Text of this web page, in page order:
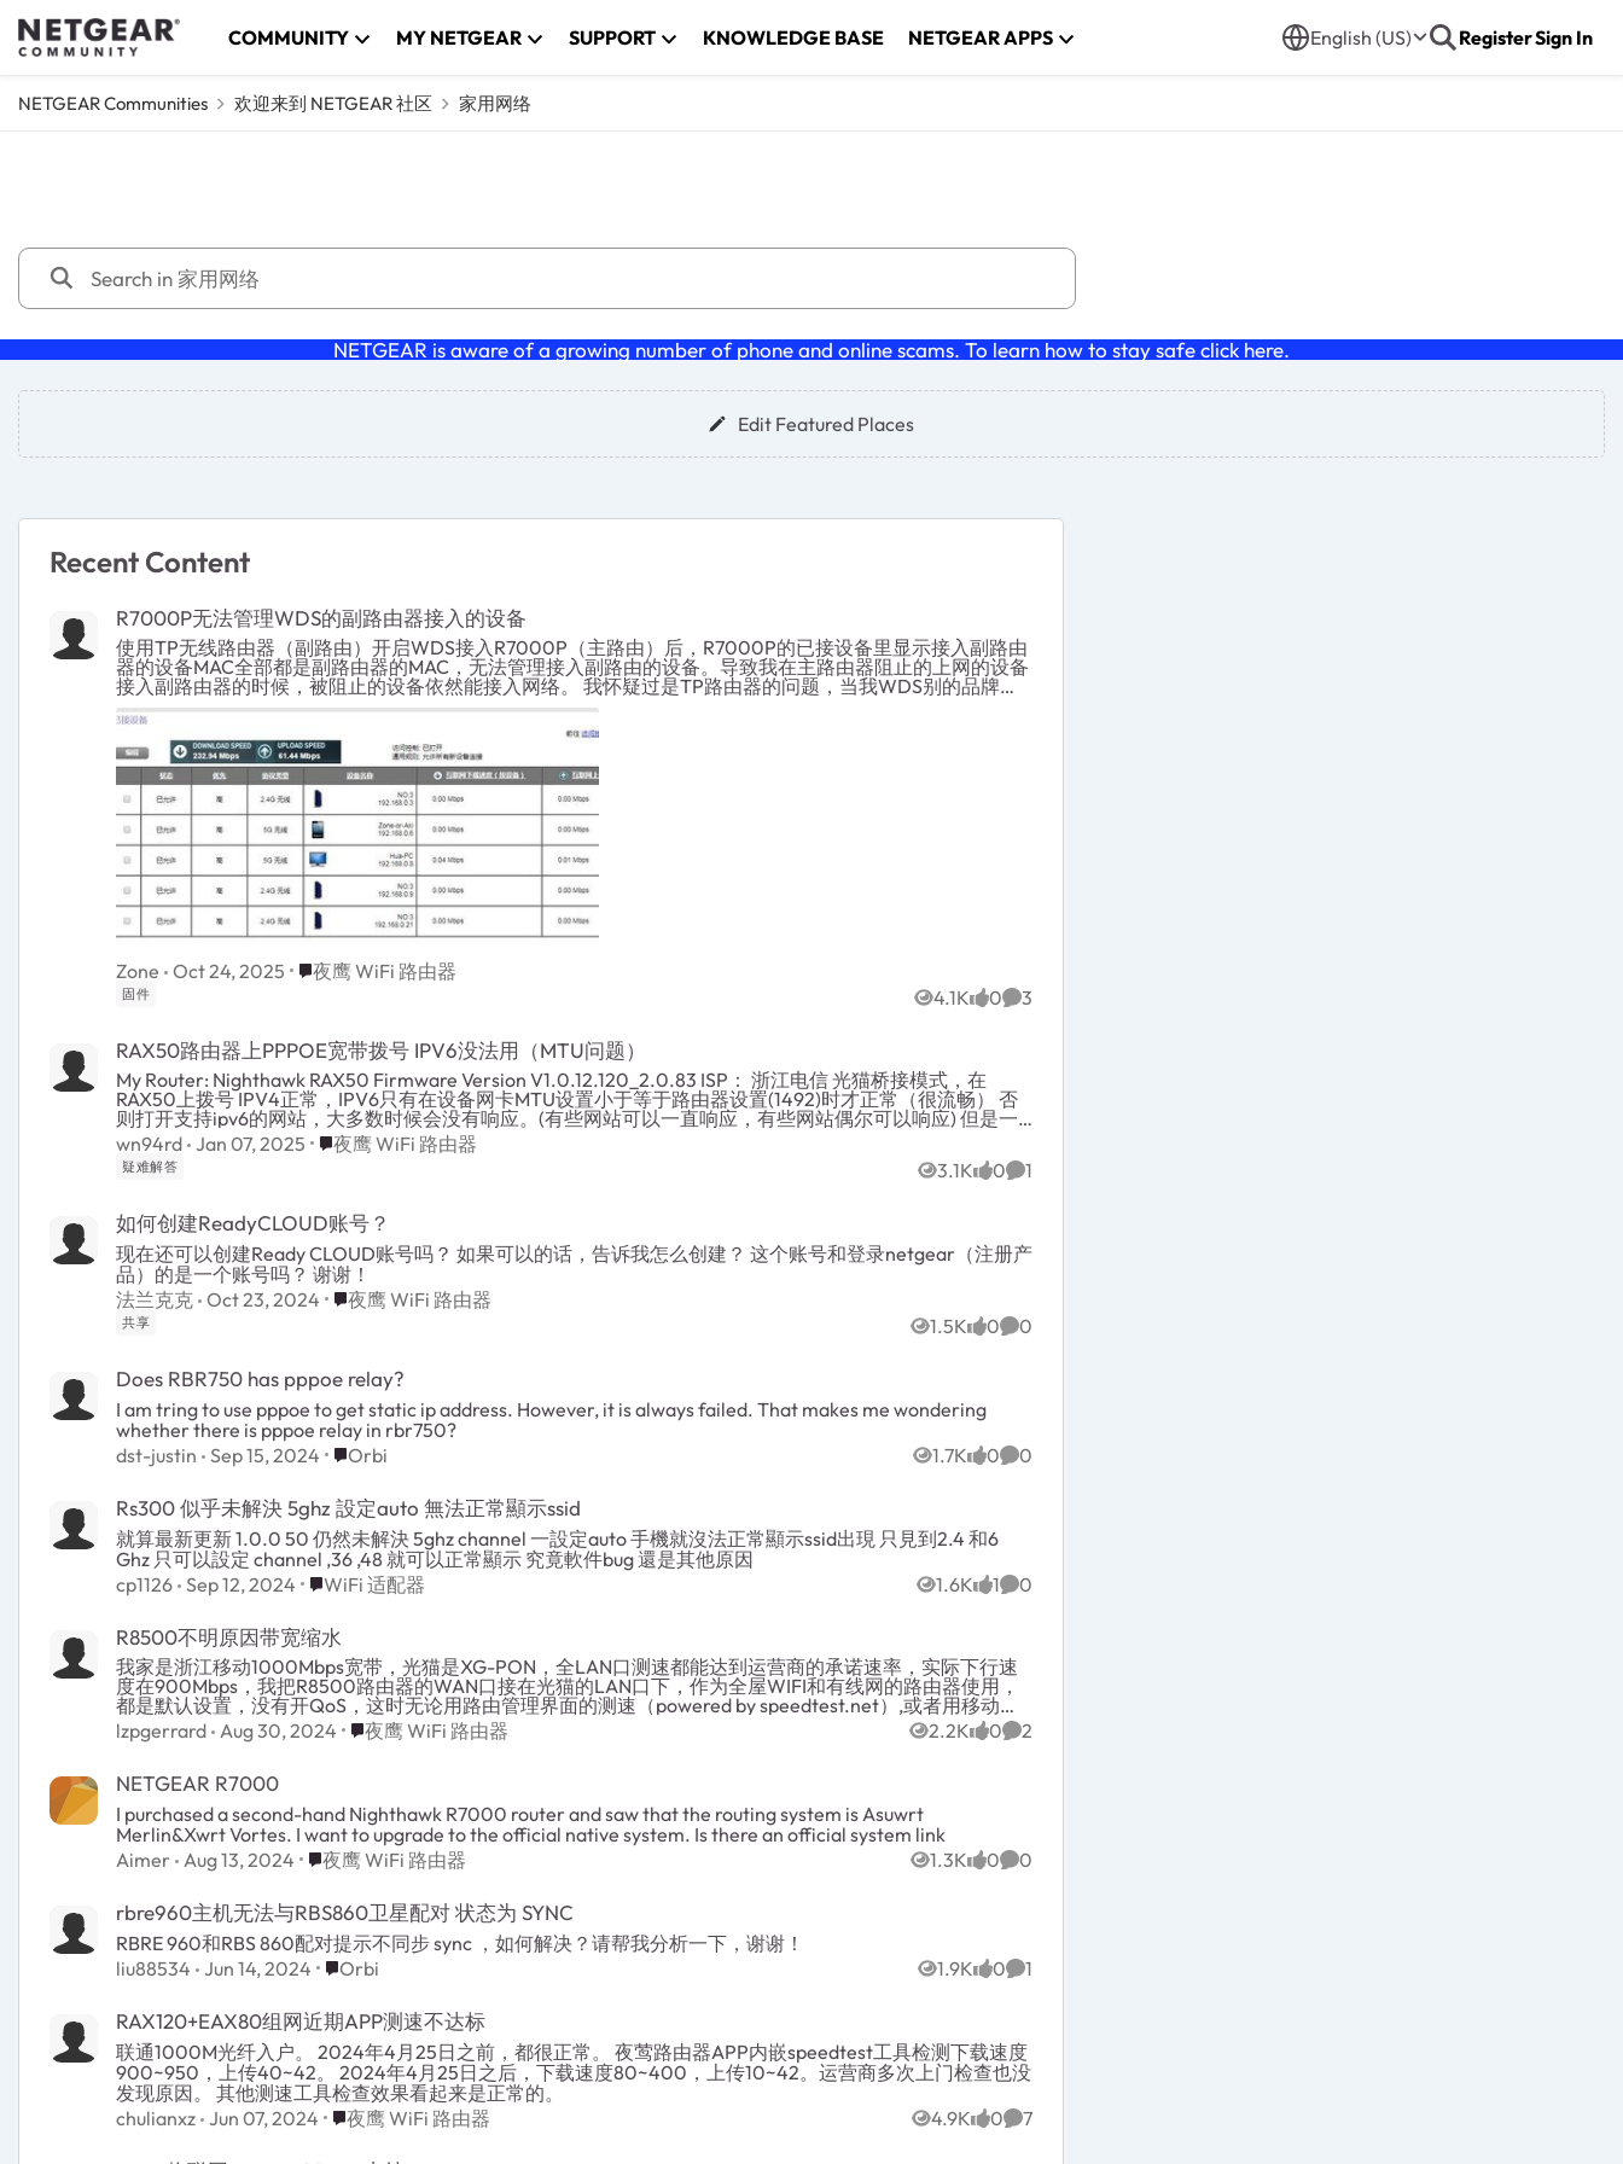
Skip to content COMMUNITY MY NETGEAR SUPPORT KNOWLEDGE BASE NETGEAR APPS English (US) RegisterSign In
NETGEAR Communities 欢迎来到 NETGEAR 社区 家用网络
NETGEAR is aware of a growing number of phone and online scams. To learn how to stay safe click here.
Edit Featured Places
Recent Content
R7000P无法管理WDS的副路由器接入的设备
使用TP无线路由器（副路由）开启WDS接入R7000P（主路由）后，R7000P的已接设备里显示接入副路由
器的设备MAC全部都是副路由器的MAC，无法管理接入副路由的设备。导致我在主路由器阻止的上网的设备
接入副路由器的时候，被阻止的设备依然能接入网络。 我怀疑过是TP路由器的问题，当我WDS别的品牌后
是正常的，为此我查询了相关信息，我发现TP和其它品牌的路由器的WDS设置里有无线地址格式选择（3地
址和4地址） 路由器之间的通讯格式这个链接让我知道t所在！TP用的是3地址跟R7000P通讯，当我把TP改
为4地址的时候，WDS是显示成功了但接入副路由器的设备却无法获得IP。连接不上！是不是网件路由器没
有4地址格式啊？打电话咨询了400无法给我提供帮助，所以在这看看有没工程师帮帮忙！！！！
Zone Oct 24, 2025 Place 夜鹰 WiFi 路由器
夜鹰 WiFi 路由器
固件 4.1K
Views 0
likes 3
Comments
RAX50路由器上PPPOE宽带拨号 IPV6没法用（MTU问题）
My Router: Nighthawk RAX50 Firmware Version V1.0.12.120_2.0.83 ISP： 浙江电信 光猫桥接模式，在
RAX50上拨号 IPV4正常，IPV6只有在设备网卡MTU设置小于等于路由器设置(1492)时才正常（很流畅） 否
则打开支持ipv6的网站，大多数时候会没有响应。(有些网站可以一直响应，有些网站偶尔可以响应) 但是一
般终端设备的MTU默认都是1500( >1492)，最主要的是移动手机设备并没法修改。 另一台旧的华为WS5200
无线路由器则没有这个IPV6的问题。 是否是路由器设置的问题？ 还是NETGEAR系统对IPV6 MTU处理上的
Bug？ 或者不是bug(设计之内)，但是和中国电信宽带的处理不兼容？ 如果是Bug，希望基础的官方系统可以
/sys/class/net/enp6s0/mtu 1500 [d@amd ~]$ time curl -6 https://www.baidu.com ^C real 0m11.552s user
0m0.006s sys 0m0.006s [d@amd ~]$ sudo ip link set dev enp6s0 mtu 1492 [d@amd ~]$ cat
/sys/class/net/enp6s0/mtu 1492 [d@amd ~]$ time curl -6 https://www.baidu.com <html> <head> <script>
location.replace(location.href.replace("https://","http://")); </script> </head> <body> <noscript><meta
http-equiv="refresh" content="0;url=http://www.baidu.com/"></noscript> </body> </html> real 0m0.078s
user 0m0.009s sys 0m0.005s
wn94rd Jan 07, 2025 Place 夜鹰 WiFi 路由器
夜鹰 WiFi 路由器
疑难解答 3.1K
Views 0
likes 1
Comment
如何创建ReadyCLOUD账号？
现在还可以创建Ready CLOUD账号吗？ 如果可以的话，告诉我怎么创建？ 这个账号和登录netgear（注册产
品）的是一个账号吗？ 谢谢！
法兰克克 Oct 23, 2024 Place 夜鹰 WiFi 路由器
夜鹰 WiFi 路由器
共享 1.5K
Views 0
likes 0
Comments
Does RBR750 has pppoe relay?
I am tring to use pppoe to get static ip address. However, it is always failed. That makes me wondering
whether there is pppoe relay in rbr750?
dst-justin Sep 15, 2024 Place Orbi
Orbi 1.7K
Views 0
likes 0
Comments
Rs300 似乎未解決 5ghz 設定auto 無法正常顯示ssid
就算最新更新 1.0.0 50 仍然未解決 5ghz channel 一設定auto 手機就沒法正常顯示ssid出現 只見到2.4 和6
Ghz 只可以設定 channel ,36 ,48 就可以正常顯示 究竟軟件bug 還是其他原因
cp1126 Sep 12, 2024 Place WiFi 适配器
WiFi 适配器 1.6K
Views 1
like 0
Comments
R8500不明原因带宽缩水
我家是浙江移动1000Mbps宽带，光猫是XG-PON，全LAN口测速都能达到运营商的承诺速率，实际下行速
度在900Mbps，我把R8500路由器的WAN口接在光猫的LAN口下，作为全屋WIFI和有线网的路由器使用，
都是默认设置，没有开QoS，这时无论用路由管理界面的测速（powered by speedtest.net）,或者用移动工
程师的移动设备测速，或者电脑接路由器LAN口用浏览器访问speedtest.net测速，结果都只能达到
500Mbps~600Mbps，与光猫LAN口速度相距甚远，移动工程师表示问题应该是在路由器上，但是我搞不懂
lzpgerrard Aug 30, 2024 Place 夜鹰 WiFi 路由器
夜鹰 WiFi 路由器 2.2K
Views 0
likes 2
Comments
NETGEAR R7000
I purchased a second-hand Nighthawk R7000 router and saw that the routing system is Asuwrt
Merlin&Xwrt Vortes. I want to upgrade to the official native system. Is there an official system link
Aimer
Aug 13, 2024 Place 夜鹰 WiFi 路由器
夜鹰 WiFi 路由器 1.3K
Views 0
likes 0
Comments
rbre960主机无法与RBS860卫星配对 状态为 SYNC
RBRE 960和RBS 860配对提示不同步 sync ，如何解决？请帮我分析一下，谢谢！
liu88534 Jun 14, 2024 Place Orbi
Orbi 1.9K
Views 0
likes 1
Comment
RAX120+EAX80组网近期APP测速不达标
联通1000M光纤入户。 2024年4月25日之前，都很正常。 夜莺路由器APP内嵌speedtest工具检测下载速度
900~950，上传40~42。 2024年4月25日之后，下载速度80~400，上传10~42。运营商多次上门检查也没
发现原因。 其他测速工具检查效果看起来是正常的。
chulianxz Jun 07, 2024 Place 夜鹰 WiFi 路由器
夜鹰 WiFi 路由器 4.9K
Views 0
likes 7
Comments